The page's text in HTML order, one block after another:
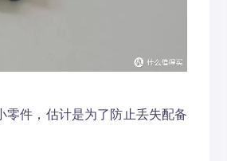
零件，估计是为了防止丢失配备